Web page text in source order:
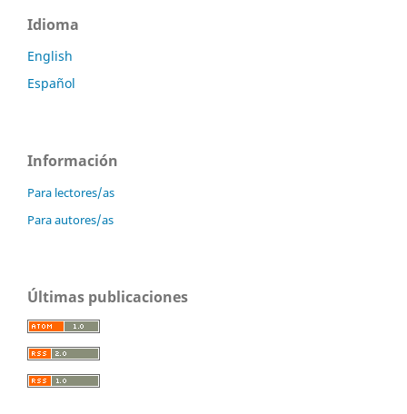
Idioma
English
Español
Información
Para lectores/as
Para autores/as
Últimas publicaciones